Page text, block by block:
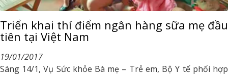
Triển khai thí điểm ngân hàng sữa mẹ đầu
tiên tại Việt Nam
19/01/2017
Sáng 14/1, Vụ Sức khỏe Bà mẹ – Trẻ em, Bộ Y tế phối hợp